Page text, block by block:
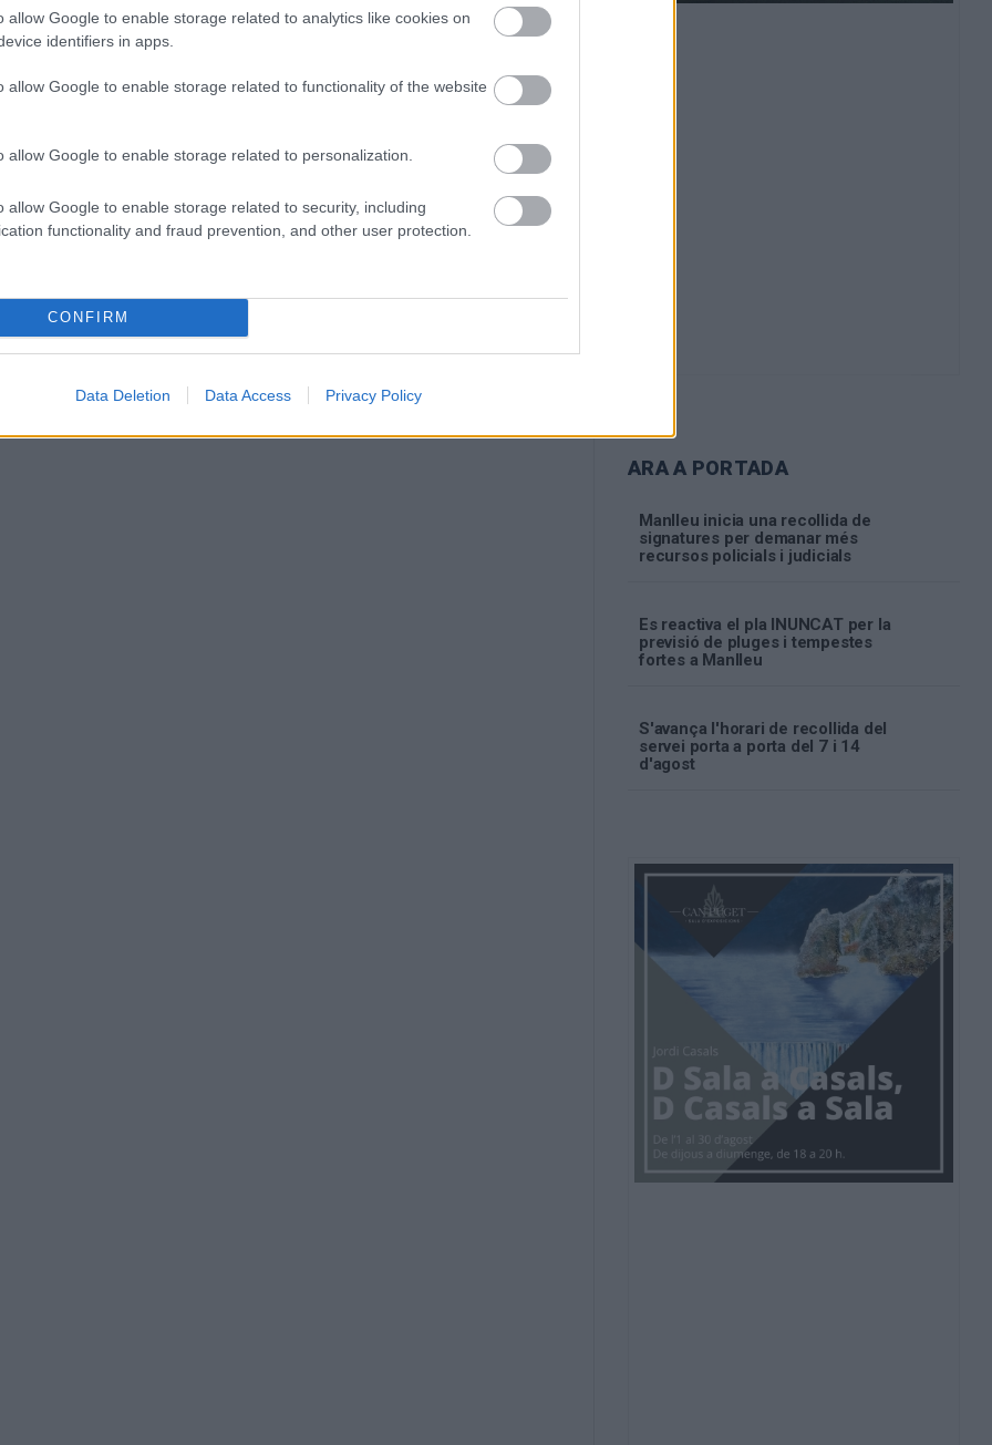
allow Google to enable storage related to analytics like cookies on
identifiers in apps.
allow Google to enable storage related to functionality of the website
allow Google to enable storage related to personalization.
allow Google to enable storage related to security, including
functionality and fraud prevention, and other user protection.
CONFIRM
Data Deletion Data Access Privacy Policy
ARA A PORTADA
Manlleu inicia una recollida de
signatures per demanar més
recursos policials i judicials
Es reactiva el pla INUNCAT per la
previsió de pluges i tempestes
fortes a Manlleu
S'avança l'horari de recollida del
servei porta a porta del 7 i 14
d'agost